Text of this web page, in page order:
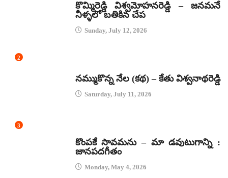
కొమ్మిరెడ్డి విశ్వమోహనరెడ్డి – జనమనే
నీళ్ళలో బతికిన చేప
Sunday, July 12, 2026
2
నమ్ముకొన్న నేల (కథ) – కేతు విశ్వనాథరెడ్డి
Saturday, July 11, 2026
3
కొంపకే సావమను – మా డవుటుగాన్ని :
జానపదగీతం
Monday, May 4, 2026